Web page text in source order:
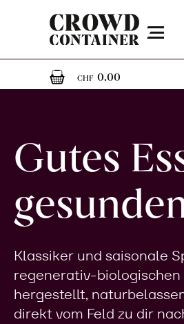
Menu
CHF 0.000 Artikel
Gutes
Klassiker und saisonale
regenerativ-
hergestellt,
direkt vom Feld zu dir